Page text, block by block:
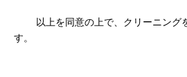
以上を同意の上で、クリーニング
す